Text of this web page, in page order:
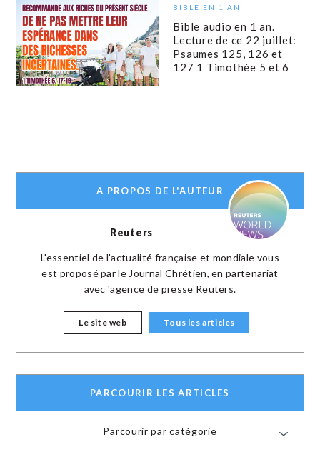
BIBLE EN 1 AN
Bible audio en 1 an.
Lecture de ce 22 juillet:
Psaumes 125, 126 et
127 1 Timothée 5 et 6
A PROPOS DE L'AUTEUR
Reuters
L'essentiel de l'actualité française et mondiale vous
est proposé par le Journal Chrétien, en partenariat
avec 'agence de presse Reuters.
Le site web Tous les articles
PARCOURIR LES ARTICLES
Parcourir par catégorie